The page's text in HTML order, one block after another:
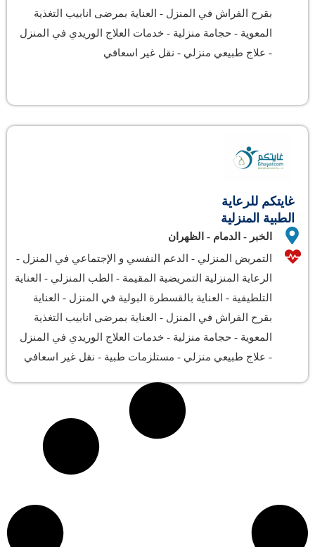
بقرح الفراش في المنزل - العناية بمرضى انابيب التغذية
المعوية - حجامة منزلية - خدمات العلاج الوريدي في المنزل
- علاج طبيعي منزلي - نقل غير اسعافي
غايتكم للرعاية
الطبية المنزلية
الخبر - الدمام - الظهران
التمريض المنزلي - الدعم النفسي و الإجتماعي في المنزل -
الرعاية المنزلية التمريضية المقيمة - الطب المنزلي - العناية
التلطيفية - العناية بالقسطرة البولية في المنزل - العناية
بقرح الفراش في المنزل - العناية بمرضى انابيب التغذية
المعوية - حجامة منزلية - خدمات العلاج الوريدي في المنزل
- علاج طبيعي منزلي - مستلزمات طبية - نقل غير اسعافي